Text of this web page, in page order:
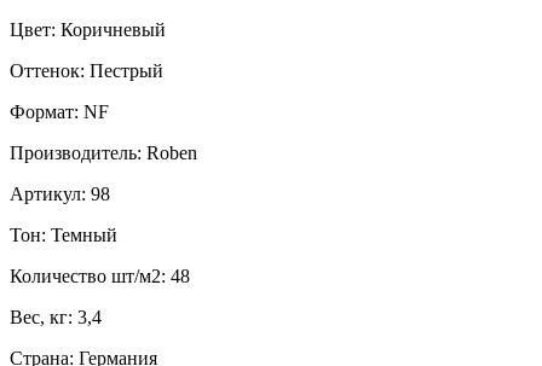
Цвет: Коричневый
Оттенок: Пестрый
Формат: NF
Производитель: Roben
Артикул: 98
Тон: Темный
Количество шт/м2: 48
Вес, кг: 3,4
Страна: Германия